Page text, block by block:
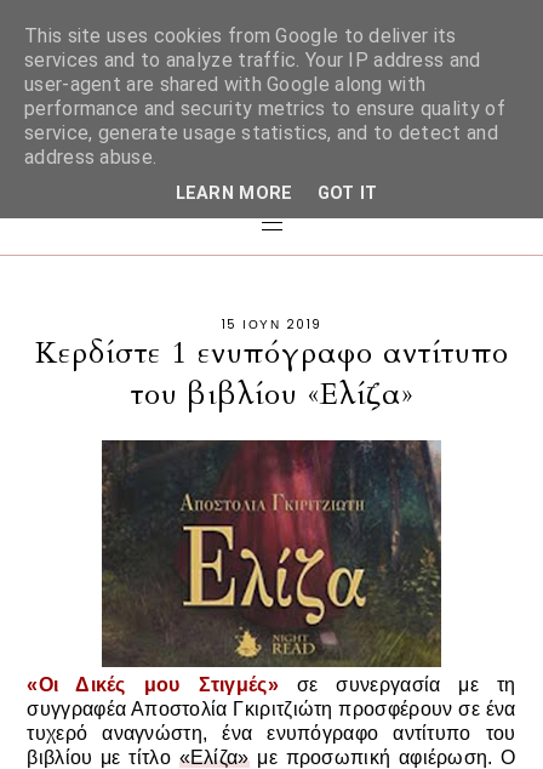
15 ΙΟΥΝ 2019
Κερδίστε 1 ενυπόγραφο αντίτυπο
του βιβλίου «Ελίζα»
«Οι Δικές μου Στιγμές»σε συνεργασία με τη
συγγραφέα Αποστολία Γκιριτζιώτη προσφέρουν σε ένα
τυχερό αναγνώστη, ένα ενυπόγραφο αντίτυπο του
βιβλίου με τίτλο «Ελίζα»με προσωπική αφιέρωση. Ο
This site uses cookies from Google to deliver its
services and to analyze traffic. Your IP address and
user-agent are shared with Google along with
performance and security metrics to ensure quality of
service, generate usage statistics, and to detect and
address abuse.
LEARN MORE GOT IT